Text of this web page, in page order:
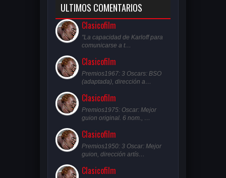
ULTIMOS COMENTARIOS
Clasicofilm
"La capacidad de Karloff para
comunicarse a t…
Clasicofilm
Premios1967: 3 Oscars: BSO
(adaptada), dirección a…
Clasicofilm
Premios1975: Oscar: Mejor
guion original. 6 nom., …
Clasicofilm
Premios1950: 3 Oscar: Mejor
guion, dirección artís…
Clasicofilm